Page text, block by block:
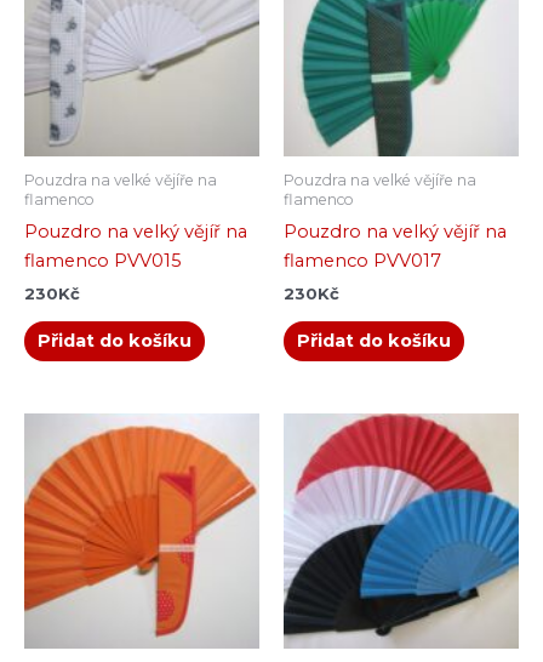
Pouzdra na velké vějíře na
flamenco
Pouzdro na velký vějíř na
flamenco PVV015
230Kč
Přidat do košíku
Pouzdra na velké vějíře na
flamenco
Pouzdro na velký vějíř na
flamenco PVV017
230Kč
Přidat do košíku